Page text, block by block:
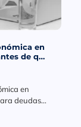
en
de que
en
deudas